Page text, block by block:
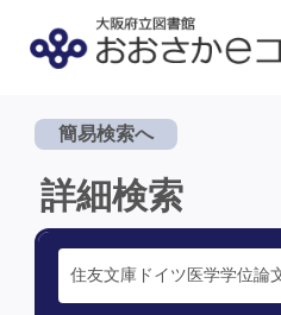
簡易検索へ
詳細検索